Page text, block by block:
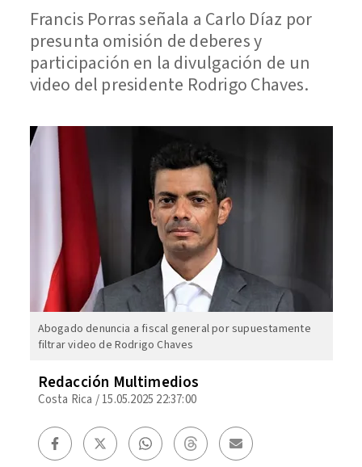
Francis Porras señala a Carlo Díaz por
presunta omisión de deberes y
participación en la divulgación de un
video del presidente Rodrigo Chaves.
Abogado denuncia a fiscal general por supuestamente
filtrar video de Rodrigo Chaves
Redacción Multimedios
Costa Rica /15.05.2025 22:37:00